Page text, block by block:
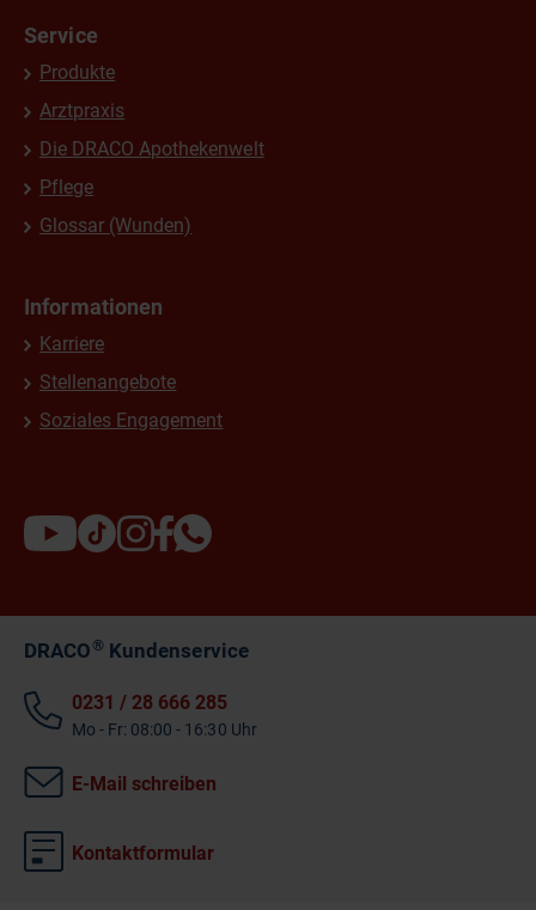
Service
Produkte
Arztpraxis
Die DRACO Apothekenwelt
Pflege
Glossar (Wunden)
Informationen
Karriere
Stellenangebote
Soziales Engagement
DRACO®Kundenservice
0231 / 28 666 285
Mo - Fr: 08:00 - 16:30 Uhr
E-Mail schreiben
Kontaktformular